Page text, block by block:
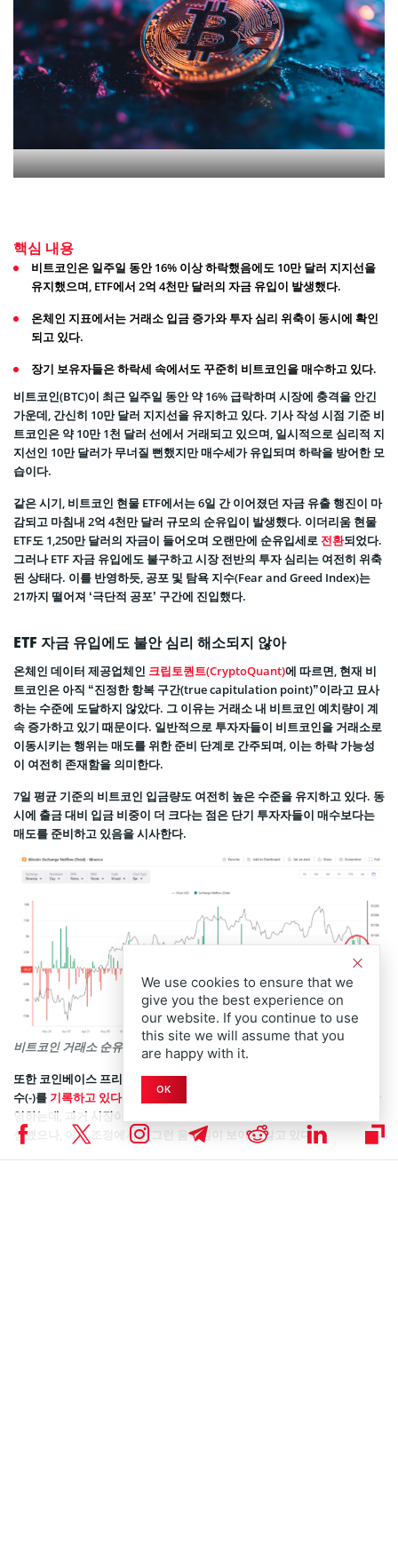
핵심 내용
비트코인은 일주일 동안 16% 이상 하락했음에도 10만 달러 지지선을
유지했으며, ETF에서 2억 4천만 달러의 자금 유입이 발생했다.
온체인 지표에서는 거래소 입금 증가와 투자 심리 위축이 동시에 확인
되고 있다.
장기 보유자들은 하락세 속에서도 꾸준히 비트코인을 매수하고 있다.
비트코인(BTC)이 최근 일주일 동안 약 16% 급락하며 시장에 충격을 안긴
가운데, 간신히 10만 달러 지지선을 유지하고 있다. 기사 작성 시점 기준 비
트코인은 약 10만 1천 달러 선에서 거래되고 있으며, 일시적으로 심리적 지
지선인 10만 달러가 무너질 뻔했지만 매수세가 유입되며 하락을 방어한 모
습이다.
같은 시기, 비트코인 현물 ETF에서는 6일 간 이어졌던 자금 유출 행진이 마
감되고 마침내 2억 4천만 달러 규모의 순유입이 발생했다. 이더리움 현물
ETF도 1,250만 달러의 자금이 들어오며 오랜만에 순유입세로 전환되었다.
그러나 ETF 자금 유입에도 불구하고 시장 전반의 투자 심리는 여전히 위축
된 상태다. 이를 반영하듯, 공포 및 탐욕 지수(Fear and Greed Index)는
21까지 떨어져 ‘극단적 공포’ 구간에 진입했다.
ETF 자금 유입에도 불안 심리 해소되지 않아
온체인 데이터 제공업체인 크립토퀀트(CryptoQuant)에 따르면, 현재 비
트코인은 아직 “진정한 항복 구간(true capitulation point)”이라고 묘사
하는 수준에 도달하지 않았다. 그 이유는 거래소 내 비트코인 예치량이 계
속 증가하고 있기 때문이다. 일반적으로 투자자들이 비트코인을 거래소로
이동시키는 행위는 매도를 위한 준비 단계로 간주되며, 이는 하락 가능성
이 여전히 존재함을 의미한다.
7일 평균 기준의 비트코인 입금량도 여전히 높은 수준을 유지하고 있다. 동
시에 출금 대비 입금 비중이 더 크다는 점은 단기 투자자들이 매수보다는
매도를 준비하고 있음을 시사한다.
비트코인 거래소 순유입량 | 출처: 크립토퀀트
또한 코인베이스 프리미엄 지수(Coinbase Premium Index)는 여전히 음
수(-)를 기록하고 있다.
이 지수는 미국 기관 및 개인 투자자들의 수요를 반
영하는데, 과거 시장이 급락할 때는 이 지수가 급등하며 강한 매수세가 발
생했으나, 이번 조정에서는 그런 움직임이 보이지 않고 있다.
We use cookies to ensure that we
give you the best experience on
our website. If you continue to use
this site we will assume that you
are happy with it.
OK